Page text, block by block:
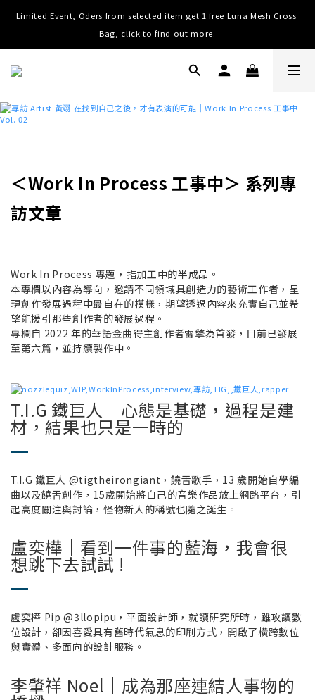
Worldwide Shipping, Free shipping on order over NTD $3000 (TW,
HK, MO, CN), $8000 (Worldwide)
Limited Event, Oders from selected item get 1 free Luna Mesh Cross
Bag, click to find out more.
Worldwide Shipping, Free shipping on order over NTD $3000 (TW,
＜Work In Process 工事中＞ 系列專
訪文章
Work In Process 專題，指加工中的半成品。
本專欄以內容為導向，邀請不同領域具創造力的藝術工作者，呈
現創作發展過程中最自在的模樣，期望透過內容來充實自己並希
望能援引那些創作者的發展過程。
專欄自 2022 年的華語金曲得主創作者雷擎為首發，目前已發展
至第六篇，並持續製作中。
T.I.G 鐵巨人｜心態是基礎，過程是建
材，結果也只是一時的
T.I.G 鐵巨人 @tigtheirongiant，饒舌歌手，13 歲開始自學編
曲以及饒舌創作，15歲開始將自己的音樂作品放上網路平台，引
起高度關注與討論，怪物新人的稱號也隨之誕生。
盧奕樺｜看到一件事的藍海，我會很
想跳下去試試 !
盧奕樺 Pip @3llopipu，平面設計師，就讀研究所時，雖攻讀數
位設計，卻因喜愛具有舊時代氣息的印刷方式，開啟了橫跨數位
與實體、多面向的設計服務。
李肇祥 Noel｜成為那座連結人事物的